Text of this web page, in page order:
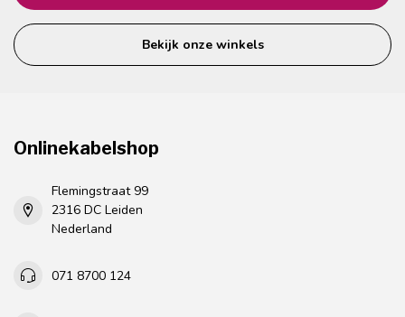
Bekijk onze winkels
Onlinekabelshop
Flemingstraat 99
2316 DC Leiden
Nederland
071 8700 124